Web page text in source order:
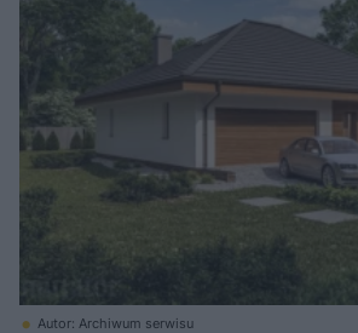
Autor: Archiwum serwisu